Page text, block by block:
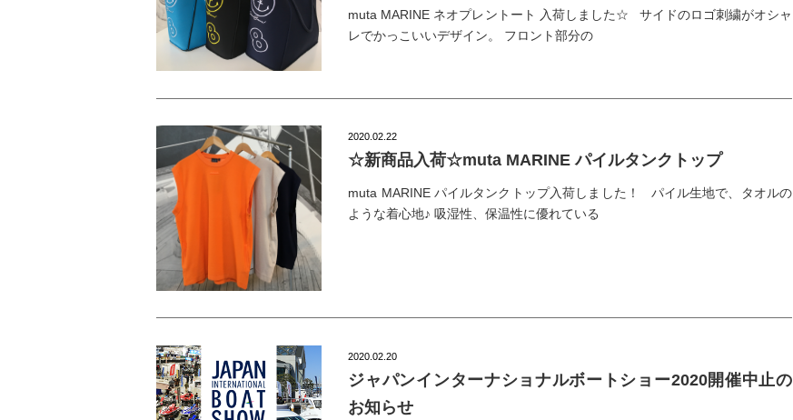
muta MARINE ネオプレントート 入荷しました☆ サイドのロゴ刺繍がオシャ
レでかっこいいデザイン。 フロント部分の
2020.02.22
☆新商品入荷☆muta MARINE パイルタンクトップ
muta MARINE パイルタンクトップ入荷しました！ パイル生地で、タオルの
ような着心地♪ 吸湿性、保温性に優れている
2020.02.20
ジャパンインターナショナルボートショー2020開催中止の
お知らせ